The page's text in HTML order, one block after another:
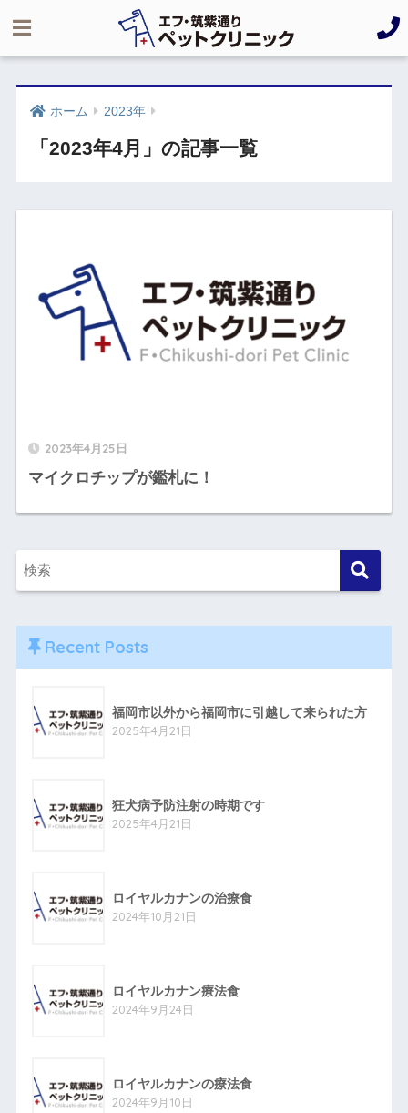
ホーム 2023年
「2023年4月」の記事一覧
2023年4月25日
マイクロチップが鑑札に！
Recent Posts
福岡市以外から福岡市に引越して来られた方
2025年4月21日
狂犬病予防注射の時期です
2025年4月21日
ロイヤルカナンの治療食
2024年10月21日
ロイヤルカナン療法食
2024年9月24日
ロイヤルカナンの療法食
2024年9月10日